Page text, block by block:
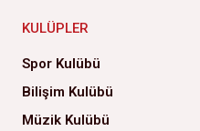
KULÜPLER
Spor Kulübü
Bilişim Kulübü
Müzik Kulübü